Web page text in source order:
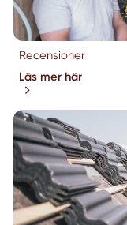
Recensioner
Läs mer här